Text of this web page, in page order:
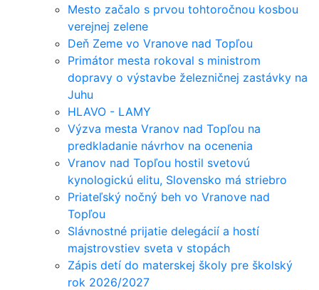
Mesto začalo s prvou tohtoročnou kosbou
verejnej zelene
Deň Zeme vo Vranove nad Topľou
Primátor mesta rokoval s ministrom
dopravy o výstavbe železničnej zastávky na
Juhu
HLAVO - LAMY
Výzva mesta Vranov nad Topľou na
predkladanie návrhov na ocenenia
Vranov nad Topľou hostil svetovú
kynologickú elitu, Slovensko má striebro
Priateľský nočný beh vo Vranove nad
Topľou
Slávnostné prijatie delegácií a hostí
majstrovstiev sveta v stopách
Zápis detí do materskej školy pre školský
rok 2026/2027